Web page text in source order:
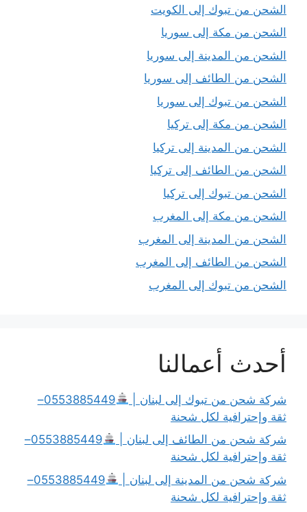
الشحن من تبوك إلى الكويت
الشحن من مكة إلى سوريا
الشحن من المدينة إلى سوريا
الشحن من الطائف إلى سوريا
الشحن من تبوك إلى سوريا
الشحن من مكة إلى تركيا
الشحن من المدينة إلى تركيا
الشحن من الطائف إلى تركيا
الشحن من تبوك إلى تركيا
الشحن من مكة إلى المغرب
الشحن من المدينة إلى المغرب
الشحن من الطائف إلى المغرب
الشحن من تبوك إلى المغرب
أحدث أعمالنا
شركة شحن من تبوك إلى لبنان |
0553885449–
ثقة وإحترافية لكل شحنة
شركة شحن من الطائف إلى لبنان |
0553885449–
ثقة وإحترافية لكل شحنة
شركة شحن من المدينة إلى لبنان |
0553885449–
ثقة وإحترافية لكل شحنة